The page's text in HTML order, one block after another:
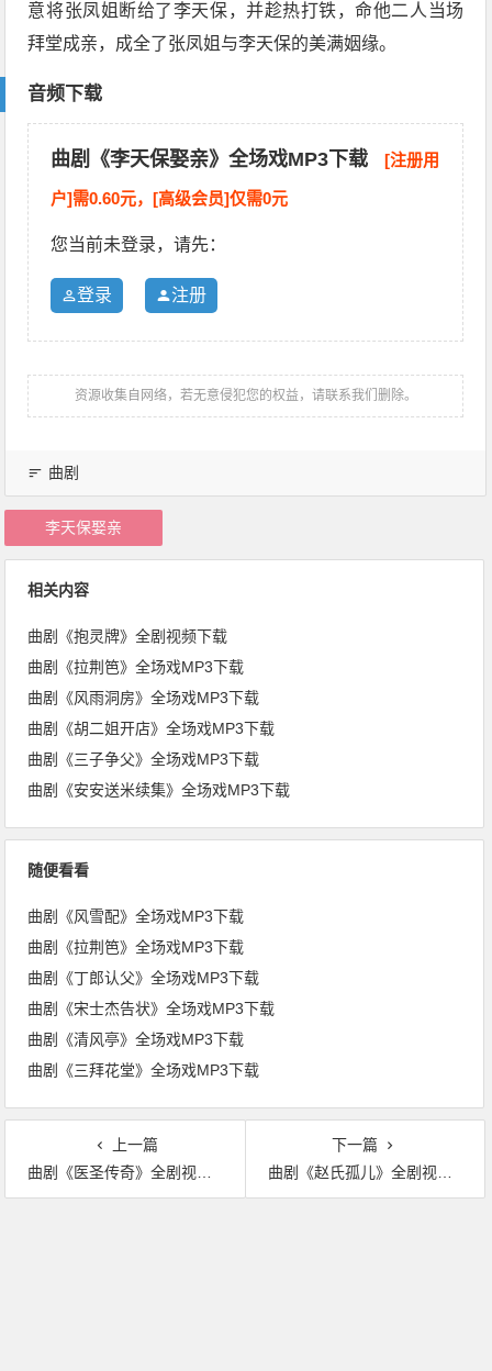
意将张凤姐断给了李天保，并趁热打铁，命他二人当场
拜堂成亲，成全了张凤姐与李天保的美满姻缘。
音频下载
曲剧《李天保娶亲》全场戏MP3下载 [注册用
户]需0.60元，[高级会员]仅需0元
您当前未登录，请先：
登录 注册
资源收集自网络，若无意侵犯您的权益，请联系我们删除。
曲剧
李天保娶亲
相关内容
曲剧《抱灵牌》全剧视频下载
曲剧《拉荆笆》全场戏MP3下载
曲剧《风雨洞房》全场戏MP3下载
曲剧《胡二姐开店》全场戏MP3下载
曲剧《三子争父》全场戏MP3下载
曲剧《安安送米续集》全场戏MP3下载
随便看看
曲剧《风雪配》全场戏MP3下载
曲剧《拉荆笆》全场戏MP3下载
曲剧《丁郎认父》全场戏MP3下载
曲剧《宋士杰告状》全场戏MP3下载
曲剧《清风亭》全场戏MP3下载
曲剧《三拜花堂》全场戏MP3下载
上一篇
曲剧《医圣传奇》全剧视频下载
下一篇
曲剧《赵氏孤儿》全剧视频下载